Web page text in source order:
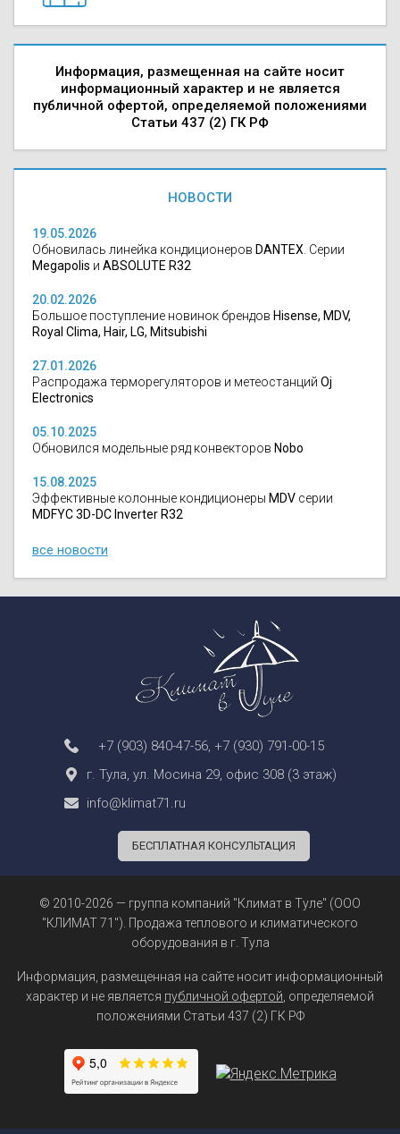
Информация, размещенная на сайте носит
информационный характер и не является
публичной офертой, определяемой положениями
Статьи 437 (2) ГК РФ
НОВОСТИ
19.05.2026
Обновилась линейка кондиционеров DANTEX . Серии
Megapolis и ABSOLUTE R32
20.02.2026
Большое поступление новинок брендов Hisense, MDV,
Royal Clima, Hair, LG, Mitsubishi
27.01.2026
Распродажа терморегуляторов и метеостанций Oj
Electronics
05.10.2025
Обновился модельные ряд конвекторов Nobo
15.08.2025
Эффективные колонные кондиционеры MDV серии
MDFYC 3D-DC Inverter R32
все новости
+7 (903) 840-47-56 +7 (930) 791-00-15
г. Тула, ул. Мосина 29, офис 308 (3 этаж)
info@klimat71.ru
БЕСПЛАТНАЯ КОНСУЛЬТАЦИЯ
© 2010-2026 — группа компаний "Климат в Туле" (ООО
"КЛИМАТ 71"). Продажа теплового и климатического
оборудования в г. Тула
Информация, размещенная на сайте носит информационный
характер и не является публичной офертой , определяемой
положениями Статьи 437 (2) ГК РФ